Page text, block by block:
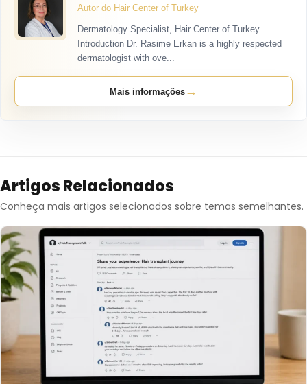
Autor do Hair Center of Turkey
Dermatology Specialist, Hair Center of Turkey
Introduction Dr. Rasime Erkan is a highly respected
dermatologist with ove...
Mais informações →
Artigos Relacionados
Conheça mais artigos selecionados sobre temas semelhantes.